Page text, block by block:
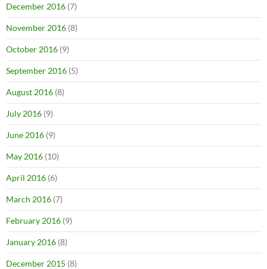
December 2016 (7)
November 2016 (8)
October 2016 (9)
September 2016 (5)
August 2016 (8)
July 2016 (9)
June 2016 (9)
May 2016 (10)
April 2016 (6)
March 2016 (7)
February 2016 (9)
January 2016 (8)
December 2015 (8)